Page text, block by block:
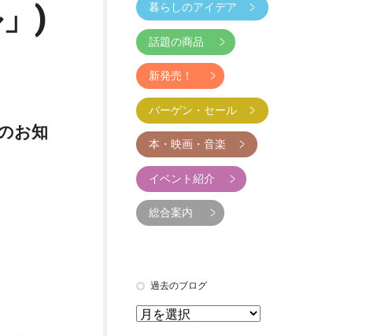
)
お知
暮らしのアイデア
話題の商品
新発売！
バーゲン・セール
本・映画・音楽
イベント紹介
総合案内
過去のブログ